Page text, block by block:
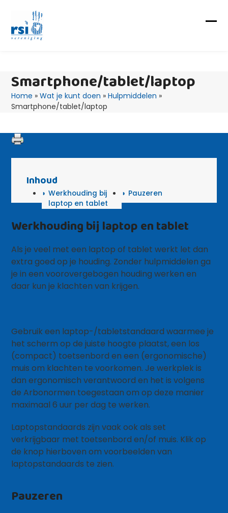
content
Smartphone/tablet/laptop
Home »Wat je kunt doen »Hulpmiddelen »
Smartphone/tablet/laptop
Inhoud
Werkhouding bij
laptop en tablet
Pauzeren
Werkhouding bij laptop en tablet
Als je veel met een laptop of tablet werkt let dan
extra goed op je houding. Zonder hulpmiddelen ga
je in een voorovergebogen houding werken en
daar kun je klachten van krijgen.
Gebruik een laptop-/tabletstandaard waarmee je
het scherm op de juiste hoogte plaatst, een los
(compact) toetsenbord en een (ergonomische)
muis om klachten te voorkomen. Je werkplek is
dan ergonomisch verantwoord en het is volgens
de Arbonormen toegestaan om op deze manier
maximaal 6 uur per dag te werken.
Laptopstandaards zijn vaak ook als set
verkrijgbaar met toetsenbord en/of muis. Klik op
de knop hierboven om voorbeelden van
laptopstandaards te zien.
Pauzeren